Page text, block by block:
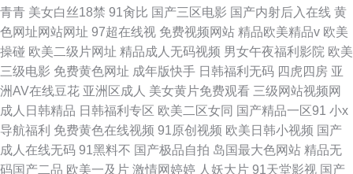
青青 美女白丝18禁 91肏比 国产三区电影 国产内射后入在线 黄
色网址网站网址 97超在线视 免费视频网站 精品欧美精品v 欧美
操碰 欧美二级片网址 精品成人无码视频 男女午夜福利影院 欧美
三级电影 免费黄色网址 成年版快手 日韩福利无码 四虎四房 亚
洲AV在线豆花 亚洲区成人 美女黄片免费观看 三级网站视频网
成人日韩精品 日韩福利专区 欧美二区女同 国产精品一区91 小x
导航福利 免费黄色在线视频 91原创视频 欧美日韩小视频 国产
成人在线无码 91黑料不 国产极品自拍 岛国最大色网站 精品无
码国产二品 欧美一及片 激情网婷婷 人妖大片 91天堂影视 国产